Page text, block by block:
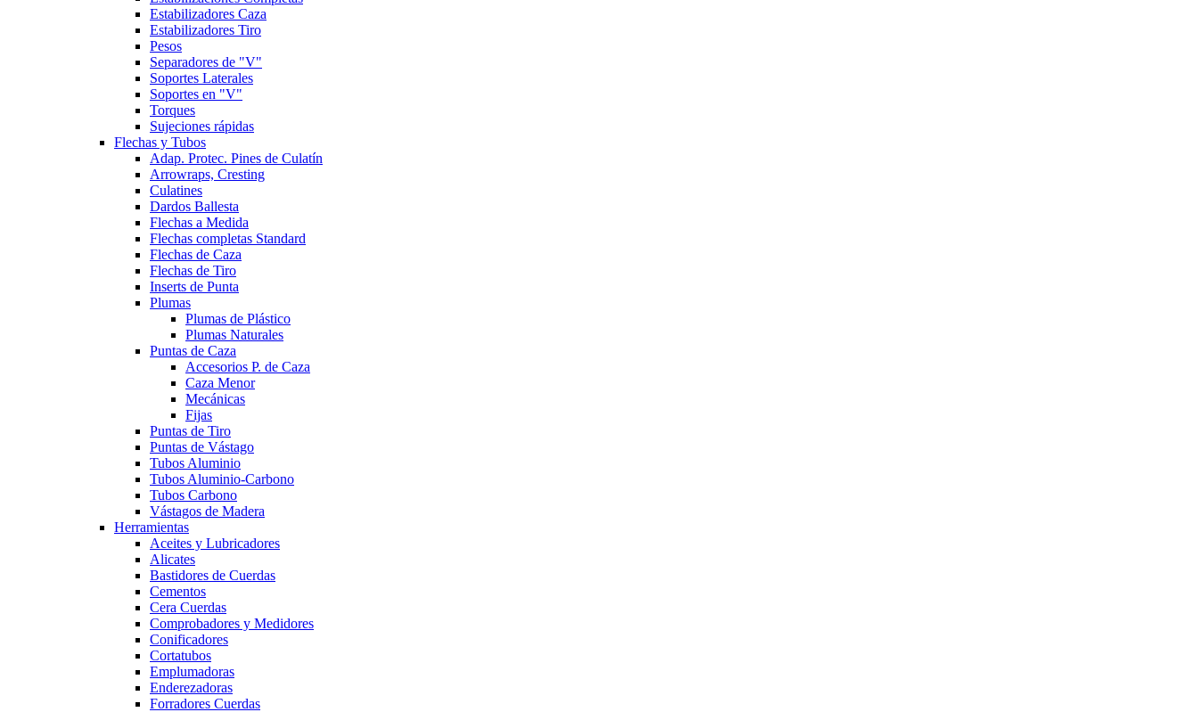
Estabilizadores Caza
Estabilizadores Tiro
Pesos
Separadores de "V"
Soportes Laterales
Soportes en "V"
Torques
Sujeciones rápidas
Flechas y Tubos
Adap. Protec. Pines de Culatín
Arrowraps, Cresting
Culatines
Dardos Ballesta
Flechas a Medida
Flechas completas Standard
Flechas de Caza
Flechas de Tiro
Inserts de Punta
Plumas
Plumas de Plástico
Plumas Naturales
Puntas de Caza
Accesorios P. de Caza
Caza Menor
Mecánicas
Fijas
Puntas de Tiro
Puntas de Vástago
Tubos Aluminio
Tubos Aluminio-Carbono
Tubos Carbono
Vástagos de Madera
Herramientas
Aceites y Lubricadores
Alicates
Bastidores de Cuerdas
Cementos
Cera Cuerdas
Comprobadores y Medidores
Conificadores
Cortatubos
Emplumadoras
Enderezadoras
Forradores Cuerdas